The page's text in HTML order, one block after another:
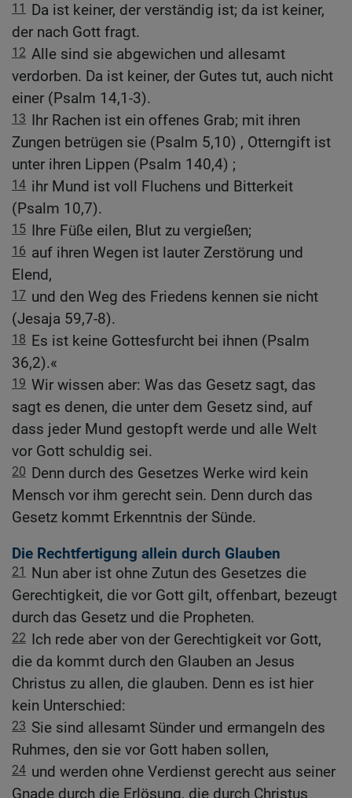
11
Da ist keiner, der verständig ist; da ist keiner,
der nach Gott fragt.
12 Alle sind sie abgewichen und allesamt
verdorben. Da ist keiner, der Gutes tut, auch nicht
einer (Psalm 14,1-3).
13 Ihr Rachen ist ein offenes Grab; mit ihren
Zungen betrügen sie (Psalm 5,10) , Otterngift ist
unter ihren Lippen (Psalm 140,4) ;
14 ihr Mund ist voll Fluchens und Bitterkeit
(Psalm 10,7).
15 Ihre Füße eilen, Blut zu vergießen;
16 auf ihren Wegen ist lauter Zerstörung und
Elend,
17 und den Weg des Friedens kennen sie nicht
(Jesaja 59,7-8).
18 Es ist keine Gottesfurcht bei ihnen (Psalm
36,2).«
19 Wir wissen aber: Was das Gesetz sagt, das
sagt es denen, die unter dem Gesetz sind, auf
dass jeder Mund gestopft werde und alle Welt
vor Gott schuldig sei.
20 Denn durch des Gesetzes Werke wird kein
Mensch vor ihm gerecht sein. Denn durch das
Gesetz kommt Erkenntnis der Sünde.
Die Rechtfertigung allein durch Glauben
21 Nun aber ist ohne Zutun des Gesetzes die
Gerechtigkeit, die vor Gott gilt, offenbart, bezeugt
durch das Gesetz und die Propheten.
22 Ich rede aber von der Gerechtigkeit vor Gott,
die da kommt durch den Glauben an Jesus
Christus zu allen, die glauben. Denn es ist hier
kein Unterschied:
23 Sie sind allesamt Sünder und ermangeln des
Ruhmes, den sie vor Gott haben sollen,
24 und werden ohne Verdienst gerecht aus seiner
Gnade durch die Erlösung, die durch Christus